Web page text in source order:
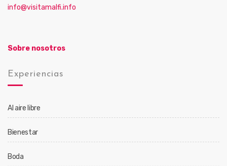
info@visitamalfi.info
Sobre nosotros
Experiencias
Al aire libre
Bienestar
Boda